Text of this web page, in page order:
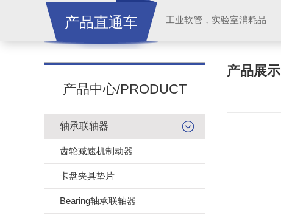
产品直通车 工业软管，实验室消耗品
产品中心/PRODUCT
轴承联轴器
齿轮减速机制动器
卡盘夹具垫片
Bearing轴承联轴器
产品展示